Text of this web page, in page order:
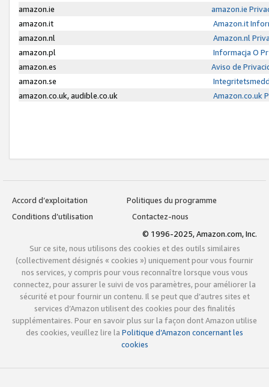
amazon.ie
amazon.ie
amazon.it
Amazon.it
amazon.nl
Amazon.nl
amazon.pl
Informacja O
amazon.es
Aviso de
amazon.se
amazon.co.uk, audible.co.uk
Amazon.co.uk
Accord d’exploitation
Politiques du programme
Conditions d’utilisation
Contactez-nous
© 1996-2025, Amazon.com, Inc.
Sur ce site, nous utilisons des cookies et des outils similaires
(collectivement désignés « cookies ») uniquement pour vous fournir
nos services, y compris pour vous reconnaître lorsque vous vous
connectez, pour assurer le suivi de vos paramètres, pour améliorer la
sécurité et pour fournir un contenu. Il se peut que d’autres sites et
services d’Amazon utilisent des cookies pour des finalités
supplémentaires. Pour en savoir plus sur la façon dont Amazon utilise
des cookies, veuillez lire la Politique d’Amazon concernant les
cookies